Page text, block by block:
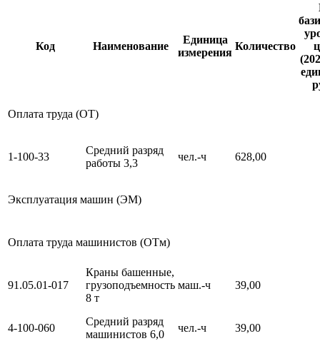
Код Наименование
Единица
измерения
Количество
Оплата труда (ОТ)
1-100-33
Средний разряд
работы 3,3
чел.-ч 628,00
Эксплуатация машин (ЭМ)
Оплата труда машинистов (ОТм)
91.05.01-017
Краны башенные,
грузоподъемность
8 т
маш.-ч 39,00
4-100-060
Средний разряд
машинистов 6,0
чел.-ч 39,00